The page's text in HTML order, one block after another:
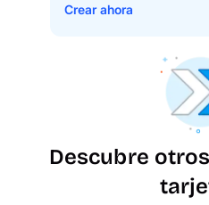
Crear ahora
Descubre